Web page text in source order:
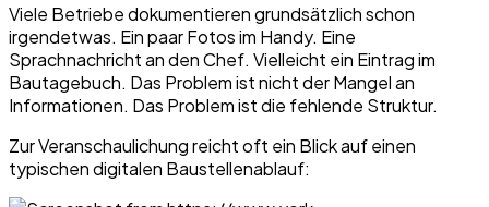
Viele Betriebe dokumentieren grundsätzlich schon
irgendetwas. Ein paar Fotos im Handy. Eine
Sprachnachricht an den Chef. Vielleicht ein Eintrag im
Bautagebuch. Das Problem ist nicht der Mangel an
Informationen. Das Problem ist die fehlende Struktur.
Zur Veranschaulichung reicht oft ein Blick auf einen
typischen digitalen Baustellenablauf: